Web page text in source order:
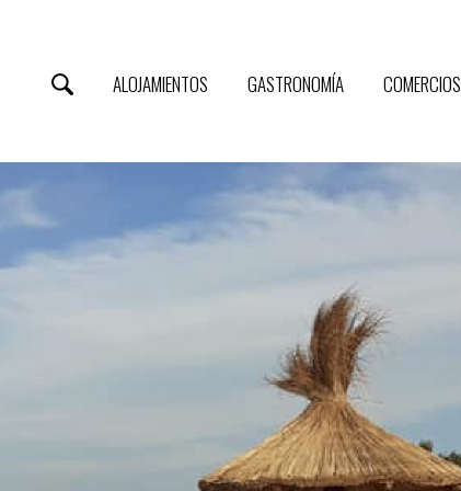
ALOJAMIENTOS GASTRONOMÍA COMERCIOS